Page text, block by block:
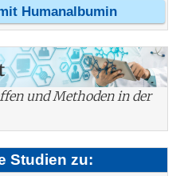
Humanalbumin
und Methoden in der
Studien zu: